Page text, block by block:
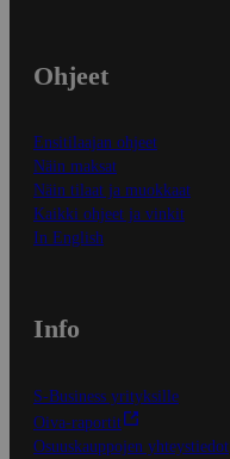
Ohjeet
Ensitilaajan ohjeet
Näin maksat
Näin tilaat ja muokkaat
Kaikki ohjeet ja vinkit
In English
Info
S-Business yrityksille
Oiva-raportit
Osuuskauppojen yhteystiedot